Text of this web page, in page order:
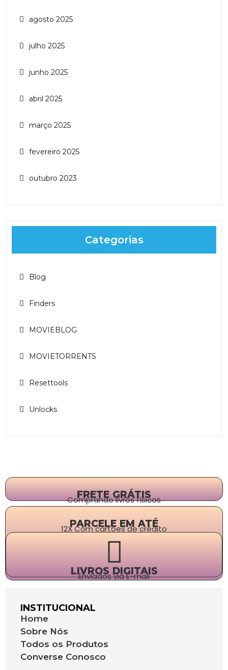
agosto 2025
julho 2025
junho 2025
abril 2025
março 2025
fevereiro 2025
outubro 2023
Categorias
Blog
Finders
MOVIEBLOG
MOVIETORRENTS
Resettools
Unlocks
FRETE GRÁTIS
Comprando livros físicos
PARCELE EM ATÉ
12X Com cartões de crédito
LIVROS DIGITAIS
Enviados via E-mail
INSTITUCIONAL
Home
Sobre Nós
Todos os Produtos
Converse Conosco